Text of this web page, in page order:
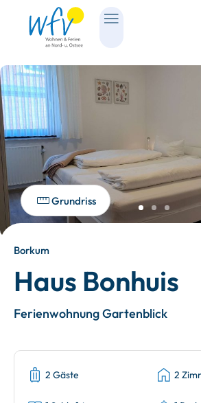
Grundriss
Borkum
Haus Bonhuis
Ferienwohnung Gartenblick
2 Gäste 2